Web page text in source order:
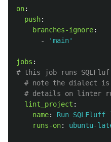
on:
push:
branches-ignore:
-
'main'
jobs :
# this job runs
# note the dialect is
# details on linter
lint_project :
name:
Run
runs-on: ubuntu-